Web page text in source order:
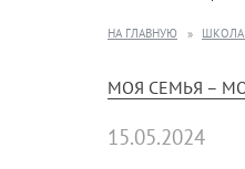
НА ГЛАВНУЮ ШКОЛА
МОЯ СЕМЬЯ –
15.05.2024